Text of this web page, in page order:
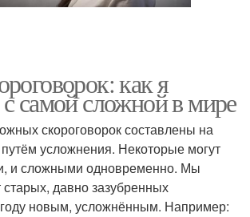
как я
с самой сложной в мире
скороговорок составлены на
усложнения. Некоторые могут
и сложными одновременно. Мы
давно зазубренных
новым, усложнённым. Например: